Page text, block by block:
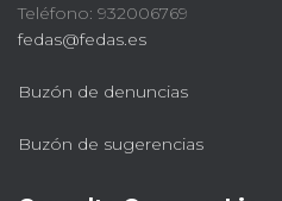
Teléfono: 932006769
fedas@fedas.es
Buzón de denuncias
Buzón de sugerencias